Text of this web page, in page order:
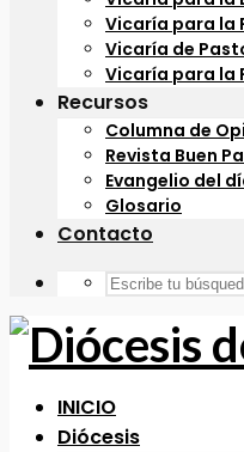
Vicaría para la
Vicaría de
Vicaría para la
Recursos
Columna de
Revista Buen
Evangelio del
Glosario
Contacto
INICIO
Diócesis